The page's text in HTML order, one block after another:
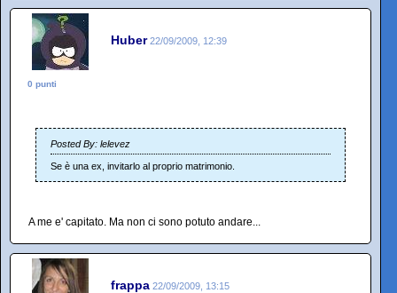
Huber 22/09/2009, 12:39
0 punti
Posted By: lelevez
Se è una ex, invitarlo al proprio matrimonio.
A me e' capitato. Ma non ci sono potuto andare...
frappa 22/09/2009, 13:15